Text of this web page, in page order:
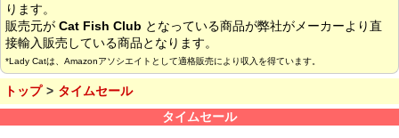
ります。
販売元が Cat Fish Club となっている商品が弊社がメーカーより直
接輸入販売している商品となります。
*Lady Catは、Amazonアソシエイトとして適格販売により収入を得ています。
トップ
タイムセール
タイムセール